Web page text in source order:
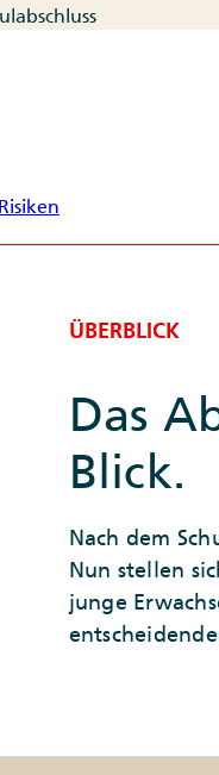
ÜBERBLICK
Das
Blick.
Nach dem
Nun stellen
junge